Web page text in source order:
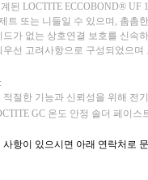
된 LOCTITE ECCOBOND®
트 또는 니들일 수 있으며, 촘촘
가 없는 상호연결 보호를 신속
선 고려사항으로 구성되었으
절한 기능과 신뢰성을 위해 전
GC 온도 안정 솔더 페이
사항이 있으시면 아래 연락처로